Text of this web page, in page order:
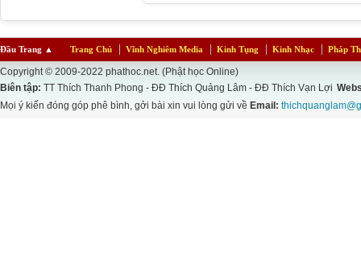
Đầu Trang ▲ Trang Chủ Vĩnh Nghiêm Media Kinh Tụng Kinh Nhạc Pháp
Copyright © 2009-2022 phathoc.net. (Phật học Online)
Biên tập: TT Thích Thanh Phong - ĐĐ Thích Quảng Lâm - ĐĐ Thích Vạn Lợi
Mọi ý kiến đóng góp phê bình, gởi bài xin vui lòng gửi về Email: